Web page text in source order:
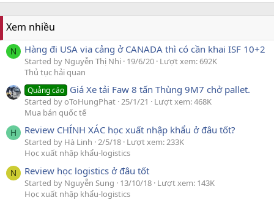
Xem nhiều
N Hàng đi USA via cảng ở CANADA thì có cần khai ISF 10+2
Started by Nguyễn Thị Nhi 19/6/20 Lượt xem: 692K
Thủ tục hải quan
Quảng cáo Giá Xe tải Faw 8 tấn Thùng 9M7 chở pallet.
Started by oToHungPhat 25/1/21
Lượt xem: 468K
Mua bán quốc tế
H Review CHÍNH XÁC học xuất nhập khẩu ở đâu tốt?
Started by Hà Linh 2/5/18 Lượt xem: 233K
Học xuất nhập khẩu-logistics
N Review học logistics ở đâu tốt
Started by Nguyễn Sung 13/10/18 Lượt xem: 143K
Học xuất nhập khẩu-logistics